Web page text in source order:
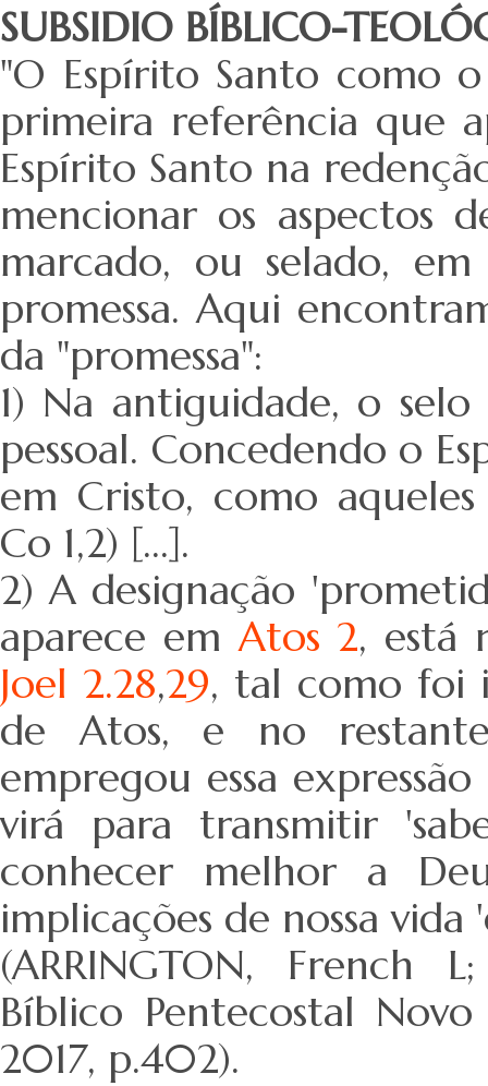
SUBSIDIO BÍBLICO-
"O Espírito Santo como o
primeira referência que
Espírito Santo na
mencionar os aspectos
marcado, ou selado,
promessa. Aqui
da "promessa":
1) Na antiguidade, o
pessoal. Concedendo o
em Cristo, como
Co 1,2) [...].
2) A designação
aparece emAtos 2, está
Joel 2.28,29, tal como foi
de Atos, e no
empregou essa
virá para transmitir
conhecer melhor a
implicações de nossa vida
(ARRINGTON, French
Bíblico Pentecostal
2017, p.402).